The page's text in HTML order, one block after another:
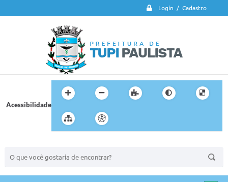
Login / Cadastro
Acessibilidade